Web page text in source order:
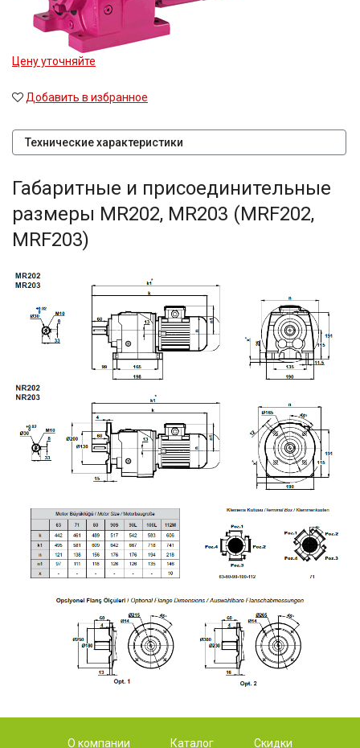
Цену уточняйте
Добавить в избранное
Технические характеристики
Габаритные и присоединительные
размеры MR202, MR203 (MRF202,
MRF203)
О компании Каталог Скидки